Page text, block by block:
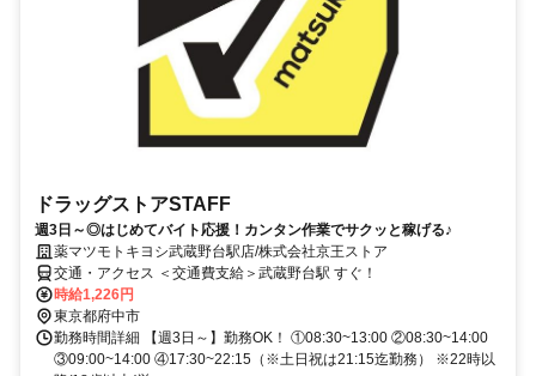
ドラッグストアSTAFF
週3日～◎はじめてバイト応援！カンタン作業でサクッと稼げる♪
薬マツモトキヨシ武蔵野台駅店/株式会社京王ストア
交通・アクセス ＜交通費支給＞武蔵野台駅 すぐ！
時給1,226円
東京都府中市
勤務時間詳細 【週3日～】勤務OK！ ①08:30~13:00 ②08:30~14:00
③09:00~14:00 ④17:30~22:15（※土日祝は21:15迄勤務） ※22時以